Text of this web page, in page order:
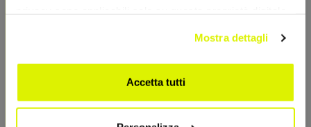
modificare o revocare il proprio consenso in qualsiasi
momento dalla Dichiarazione sui cookie o facendo clic
sull'icona di attivazione della privacy.
Con il tuo consenso, vorremmo anche:
Mostra dettagli
Accetta tutti